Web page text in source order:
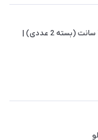
قلاب S شاین تریپ سایز 7 سانت (بسته 2 عددی) |